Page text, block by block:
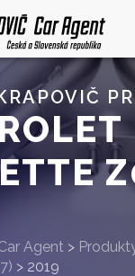
Agent >
> 2019